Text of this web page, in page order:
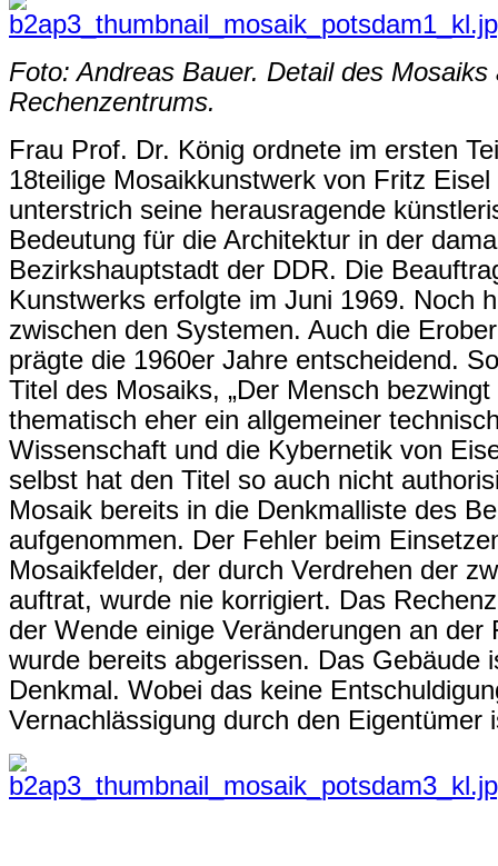
Foto: Andreas Bauer. Detail des
Rechenzentrums.
Frau Prof. Dr. König ordnete im ersten
18teilige Mosaikkunstwerk von Fritz
unterstrich seine herausragende
Bedeutung für die Architektur in der
Bezirkshauptstadt der DDR. Die
Kunstwerks erfolgte im Juni 1969. Noch
zwischen den Systemen. Auch die
prägte die 1960er Jahre entscheidend.
Titel des Mosaiks, „Der Mensch
thematisch eher ein allgemeiner
Wissenschaft und die Kybernetik von
selbst hat den Titel so auch nicht
Mosaik bereits in die Denkmalliste des
aufgenommen. Der Fehler beim
Mosaikfelder, der durch Verdrehen der
auftrat, wurde nie korrigiert. Das
der Wende einige Veränderungen an der
wurde bereits abgerissen. Das Gebäude
Denkmal. Wobei das keine
Vernachlässigung durch den Eigentümer